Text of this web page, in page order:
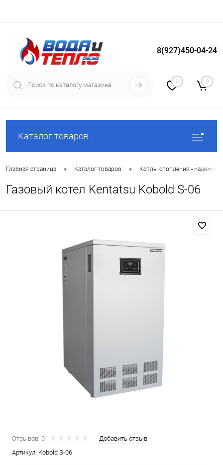
Вход Регистрация
8(927)450-04-24
0 0
Каталог товаров
Главная страница • Каталог товаров • Котлы отопления -
Газовый котел Kentatsu Kobold S-06
Отзывов: 0
Добавить отзыв
Артикул: Kobold S-06